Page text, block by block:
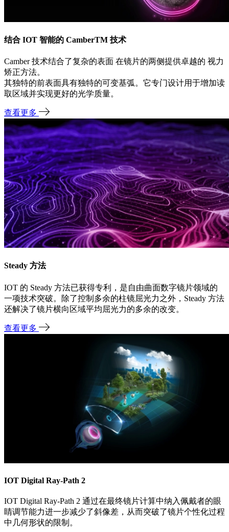
结合 IOT 智能的 CamberTM 技术
Camber 技术结合了复杂的表面 在镜片的两侧提供卓越的 视力
矫正方法。
其独特的前表面具有独特的可变基弧。它专门设计用于增加读
取区域并实现更好的光学质量。
查看更多
Steady 方法
IOT 的 Steady 方法已获得专利，是自由曲面数字镜片领域的
一项技术突破。除了控制多余的柱镜屈光力之外，Steady 方法
还解决了镜片横向区域平均屈光力的多余的改变。
查看更多
IOT Digital Ray-Path 2
IOT Digital Ray-Path 2 通过在最终镜片计算中纳入佩戴者的眼
睛调节能力进一步减少了斜像差，从而突破了镜片个性化过程
中几何形状的限制。